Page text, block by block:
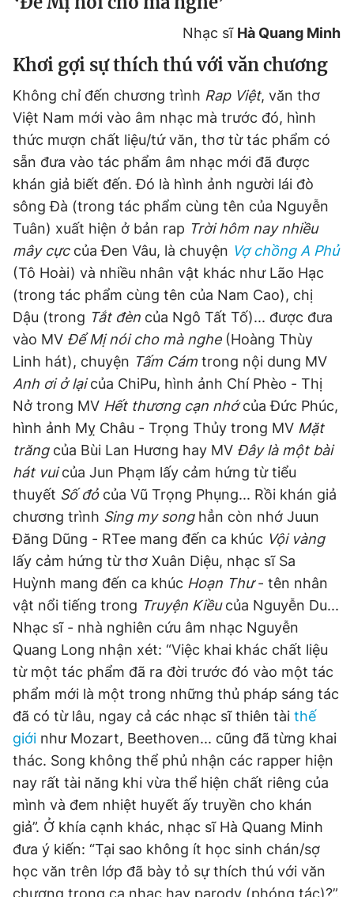
Nhạc sĩ Hà Quang Minh
Khơi gợi sự thích thú với văn chương
Không chỉ đến chương trình Rap Việt, văn thơ
Việt Nam mới vào âm nhạc mà trước đó, hình
thức mượn chất liệu/tứ văn, thơ từ tác phẩm có
sẵn đưa vào tác phẩm âm nhạc mới đã được
khán giả biết đến. Đó là hình ảnh người lái đò
sông Đà (trong tác phẩm cùng tên của Nguyễn
Tuân) xuất hiện ở bản rap Trời hôm nay nhiều
mây cựccủa Đen Vâu, là chuyện Vợ chồng A Phủ
(Tô Hoài) và nhiều nhân vật khác như Lão Hạc
(trong tác phẩm cùng tên của Nam Cao), chị
Dậu (trong Tắt đèn của Ngô Tất Tố)... được đưa
vào MV Để Mị nói cho mà nghe (Hoàng Thùy
Linh hát), chuyện Tấm Cám trong nội dung MV
Anh ơi ở lạicủa ChiPu, hình ảnh Chí Phèo - Thị
Nở trong MV Hết thương cạn nhớcủa Đức Phúc,
hình ảnh Mỵ Châu - Trọng Thủy trong MV Mặt
trăng của Bùi Lan Hương hay MV Đây là một bài
hát vuicủa Jun Phạm lấy cảm hứng từ tiểu
thuyết Số đỏ của Vũ Trọng Phụng... Rồi khán giả
chương trình Sing my songhẳn còn nhớ Juun
Đăng Dũng - RTee mang đến ca khúc Vội vàng
lấy cảm hứng từ thơ Xuân Diệu, nhạc sĩ Sa
Huỳnh mang đến ca khúc Hoạn Thư- tên nhân
vật nổi tiếng trong Truyện Kiềucủa Nguyễn Du...
Nhạc sĩ - nhà nghiên cứu âm nhạc Nguyễn
Quang Long nhận xét: “Việc khai khác chất liệu
từ một tác phẩm đã ra đời trước đó vào một tác
phẩm mới là một trong những thủ pháp sáng tác
đã có từ lâu, ngay cả các nhạc sĩ thiên tài thế
giới như Mozart, Beethoven... cũng đã từng khai
thác. Song không thể phủ nhận các rapper hiện
nay rất tài năng khi vừa thể hiện chất riêng của
mình và đem nhiệt huyết ấy truyền cho khán
giả”. Ở khía cạnh khác, nhạc sĩ Hà Quang Minh
đưa ý kiến: “Tại sao không ít học sinh chán/sợ
học văn trên lớp đã bày tỏ sự thích thú với văn
chương trong ca nhạc hay parody (phóng tác)?”.